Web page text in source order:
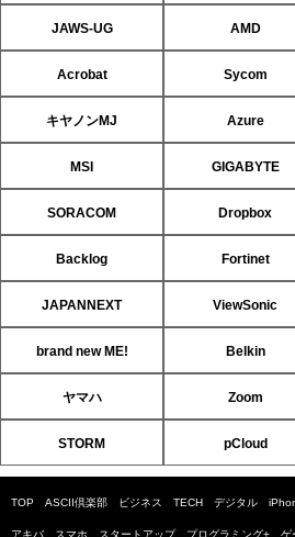
JAWS-UG AMD
Acrobat Sycom
キヤノンMJ Azure
MSI GIGABYTE
SORACOM Dropbox
Backlog Fortinet
JAPANNEXT ViewSonic
brand new ME! Belkin
ヤマハ Zoom
STORM pCloud
TOP ASCII倶楽部 ビジネス TECH デジタル
アキバ スマホ スタートアップ プログラミング+ ゲ